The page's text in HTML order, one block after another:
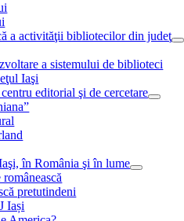
a activităţii bibliotecilor din judeţ
a sistemului de biblioteci
Iaşi
editorial şi de cercetare
în România şi în lume
pretutindeni
Iași